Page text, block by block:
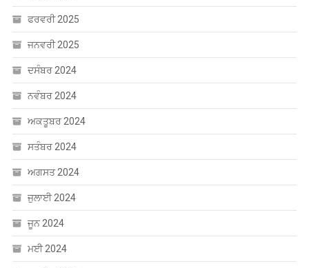
ਫਰਵਰੀ 2025
ਜਨਵਰੀ 2025
ਦਸੰਬਰ 2024
ਨਵੰਬਰ 2024
ਅਕਤੂਬਰ 2024
ਸਤੰਬਰ 2024
ਅਗਸਤ 2024
ਜੁਲਾਈ 2024
ਜੂਨ 2024
ਮਈ 2024